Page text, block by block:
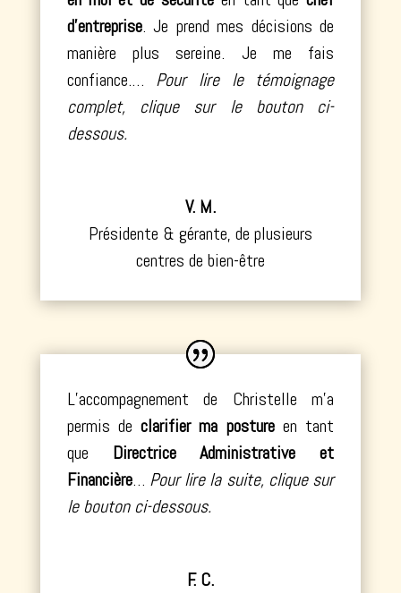
d’entreprise. Je prend mes décisions de
manière plus sereine. Je me fais
confiance.… Pour lire le témoignage
complet, clique sur le bouton ci-
dessous.
V. M.
Présidente & gérante, de plusieurs
centres de bien-être
L’accompagnement de Christelle m’a
permis declarifier ma postureen tant
que Directrice Administrative et
Financière… Pour lire la suite, clique sur
le bouton ci-dessous.
F. C.